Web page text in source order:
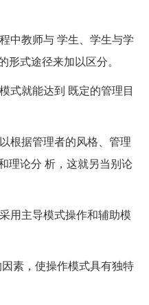
中教师与 学生、学生与学
式途径来加以区分。
式就能达到 既定的管理目
根据管理者的风格、管理
理论分 析，这就另当别论
用主导模式操作和辅助模
素，使操作模式具有独特